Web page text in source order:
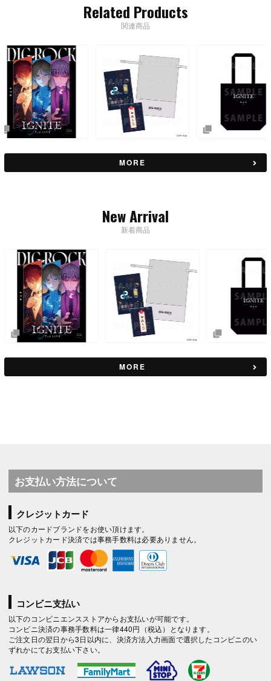
Related Products
関連商品
MORE
New Arrival
新着商品
MORE
お支払い方法について
クレジットカード
以下のカードブランドをお使い頂けます。
クレジットカード決済では事務手数料は必要ありません。
コンビニ支払い
以下のコンビニエンスストアからお支払いが可能です。
コンビニ決済の事務手数料は一律440円（税込）となります。
ご注文日の翌日から3日以内に、決済方法入力画面で選択したコンビニのい
ずれかにてお支払い下さい。